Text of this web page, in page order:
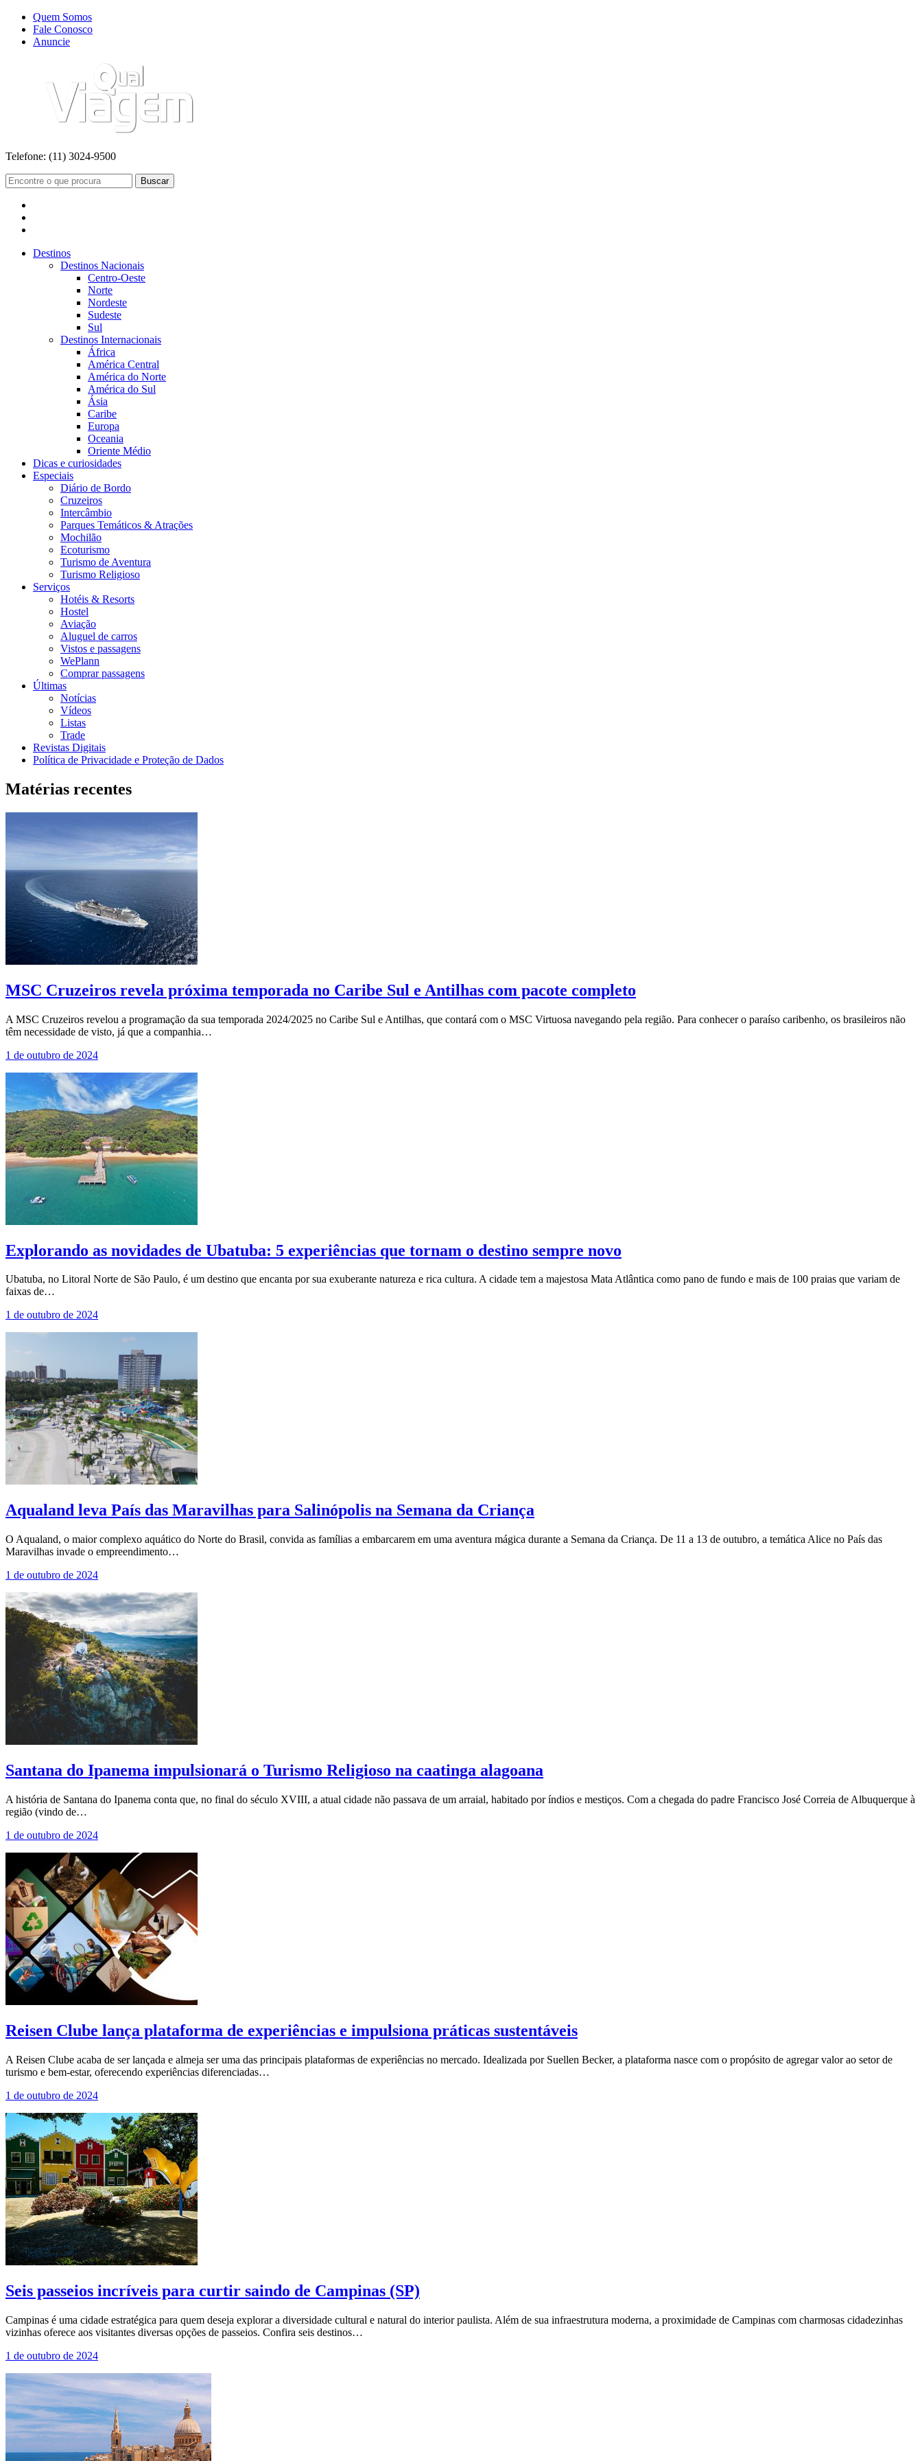
Quem Somos
Fale Conosco
Anuncie
Telefone: (11) 3024-9500
Buscar
Destinos
Destinos Nacionais
Centro-Oeste
Norte
Nordeste
Sudeste
Sul
Destinos Internacionais
África
América Central
América do Norte
América do Sul
Ásia
Caribe
Europa
Oceania
Oriente Médio
Dicas e curiosidades
Especiais
Diário de Bordo
Cruzeiros
Intercâmbio
Parques Temáticos & Atrações
Mochilão
Ecoturismo
Turismo de Aventura
Turismo Religioso
Serviços
Hotéis & Resorts
Hostel
Aviação
Aluguel de carros
Vistos e passagens
WePlann
Comprar passagens
Últimas
Notícias
Vídeos
Listas
Trade
Revistas Digitais
Política de Privacidade e Proteção de Dados
Matérias recentes
MSC Cruzeiros revela próxima temporada no Caribe Sul e Antilhas com pacote completo
A MSC Cruzeiros revelou a programação da sua temporada 2024/2025 no Caribe Sul e Antilhas, que contará com o MSC Virtuosa navegando pela região. Para conhecer o paraíso caribenho, os brasileiros não
têm necessidade de visto, já que a companhia…
1 de outubro de 2024
Explorando as novidades de Ubatuba: 5 experiências que tornam o destino sempre novo
Ubatuba, no Litoral Norte de São Paulo, é um destino que encanta por sua exuberante natureza e rica cultura. A cidade tem a majestosa Mata Atlântica como pano de fundo e mais de 100 praias que variam de
faixas de…
1 de outubro de 2024
Aqualand leva País das Maravilhas para Salinópolis na Semana da Criança
O Aqualand, o maior complexo aquático do Norte do Brasil, convida as famílias a embarcarem em uma aventura mágica durante a Semana da Criança. De 11 a 13 de outubro, a temática Alice no País das
Maravilhas invade o empreendimento…
1 de outubro de 2024
Santana do Ipanema impulsionará o Turismo Religioso na caatinga alagoana
A história de Santana do Ipanema conta que, no final do século XVIII, a atual cidade não passava de um arraial, habitado por índios e mestiços. Com a chegada do padre Francisco José Correia de Albuquerque à
região (vindo de…
1 de outubro de 2024
Reisen Clube lança plataforma de experiências e impulsiona práticas sustentáveis
A Reisen Clube acaba de ser lançada e almeja ser uma das principais plataformas de experiências no mercado. Idealizada por Suellen Becker, a plataforma nasce com o propósito de agregar valor ao setor de
turismo e bem-estar, oferecendo experiências diferenciadas…
1 de outubro de 2024
Seis passeios incríveis para curtir saindo de Campinas (SP)
Campinas é uma cidade estratégica para quem deseja explorar a diversidade cultural e natural do interior paulista. Além de sua infraestrutura moderna, a proximidade de Campinas com charmosas cidadezinhas
vizinhas oferece aos visitantes diversas opções de passeios. Confira seis destinos…
1 de outubro de 2024